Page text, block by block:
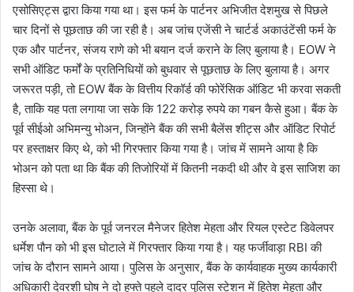
एसोसिएट्स द्वारा किया गया था। इस फर्म के पार्टनर अभिजीत देशमुख से पिछले
चार दिनों से पूछताछ की जा रही है। अब जांच एजेंसी ने चार्टर्ड अकाउंटेंसी फर्म के
एक और पार्टनर, संजय राणे को भी बयान दर्ज कराने के लिए बुलाया है। EOW ने
सभी ऑडिट फर्मों के प्रतिनिधियों को बुधवार से पूछताछ के लिए बुलाया है। अगर
जरूरत पड़ी, तो EOW बैंक के वित्तीय रिकॉर्ड की फोरेंसिक ऑडिट भी करवा सकती
है, ताकि यह पता लगाया जा सके कि 122 करोड़ रुपये का गबन कैसे हुआ। बैंक के
पूर्व सीईओ अभिमन्यु भोअन, जिन्होंने बैंक की सभी बैलेंस शीट्स और ऑडिट रिपोर्ट
पर हस्ताक्षर किए थे, को भी गिरफ्तार किया गया है। जांच में सामने आया है कि
भोअन को पता था कि बैंक की तिजोरियों में कितनी नकदी थी और वे इस साजिश का
हिस्सा थे।
उनके अलावा, बैंक के पूर्व जनरल मैनेजर हितेश मेहता और रियल एस्टेट डिवेलपर
धर्मेश पौन को भी इस घोटाले में गिरफ्तार किया गया है। यह फर्जीवाड़ा RBI की
जांच के दौरान सामने आया। पुलिस के अनुसार, बैंक के कार्यवाहक मुख्य कार्यकारी
अधिकारी देवरशी घोष ने दो हफ्ते पहले दादर पुलिस स्टेशन में हितेश मेहता और